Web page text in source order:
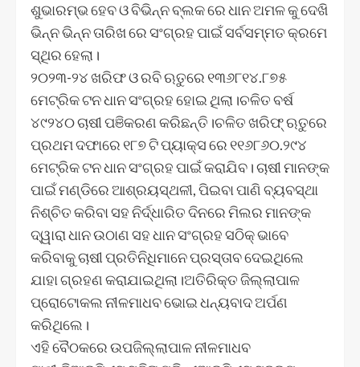
ଶୁଭାରମ୍ଭ ହେବ ଓ ବିଭିନ୍ନ ବ୍ଲକ ରେ ଧାନ ଅମଳ କୁ ଦେଖି
ଭିନ୍ନ ଭିନ୍ନ ତାରିଖ ରେ ସଂଗ୍ରହ ପାଇଁ ସର୍ବସମ୍ମତ କ୍ରମେ
ସ୍ଥିର ହେଲା।
୨୦୨୩-୨୪ ଖରିଫ ଓ ରବି ଋତୁରେ ୧୩୬୮୧୪.୮୭୫
ମେଟ୍ରିକ ଟନ ଧାନ ସଂଗ୍ରହ ହୋଇ ଥିଲା।ଚଳିତ ବର୍ଷ
୪୯୨୪୦ ଚାଷୀ ପଞିକରଣ କରିଛନ୍ତି।ଚଳିତ ଖରିଫ୍ ଋତୁରେ
ପ୍ରଥମ ଦଫାରେ ୧୮୭ ଟି ପ୍ୟାକ୍ସ ରେ ୧୧୬୮୬୦.୨୯୪
ମେଟ୍ରିକ ଟନ ଧାନ ସଂଗ୍ରହ ପାଇଁ କରାଯିବ। ଚାଷୀ ମାନଙ୍କ
ପାଇଁ ମଣ୍ଡିରେ ଆଶ୍ରୟସ୍ଥଳୀ, ପିଇବା ପାଣି ବ୍ୟବସ୍ଥା
ନିଶ୍ଚିତ କରିବା ସହ ନିର୍ଦ୍ଧାରିତ ଦିନରେ ମିଲର ମାନଙ୍କ
ଦ୍ୱାରା ଧାନ ଉଠାଣ ସହ ଧାନ ସଂଗ୍ରହ ସଠିକ୍ ଭାବେ
କରିବାକୁ ଚାଷୀ ପ୍ରତିନିଧିମାନେ ପ୍ରସ୍ତାବ ଦେଇଥିଲେ
ଯାହା ଗ୍ରହଣ କରାଯାଇଥିଲା।ଅତିରିକ୍ତ ଜିଲ୍ଲାପାଳ
ପ୍ରୋଟୋକଲ ନୀଳମାଧବ ଭୋଇ ଧନ୍ୟବାଦ ଅର୍ପଣ
କରିଥିଲେ।
ଏହି ବୈଠକରେ ଉପଜିଲ୍ଲାପାଳ ନୀଳମାଧବ